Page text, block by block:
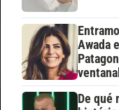
Awada
De qué